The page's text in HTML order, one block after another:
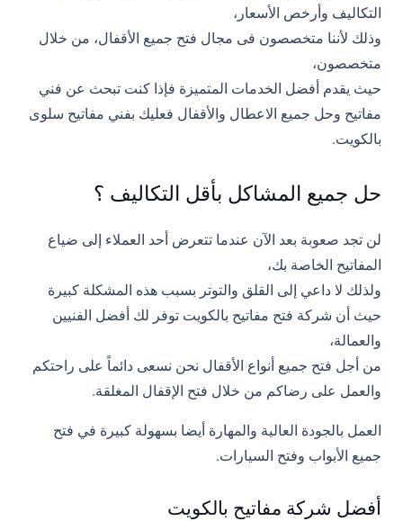
التكاليف وأرخص الأسعار،
وذلك لأننا متخصصون فى مجال فتح جميع الأقفال، من خلال
متخصصون،
حيث يقدم أفضل الخدمات المتميزة فإذا كنت تبحث عن فني
مفاتيح وحل جميع الاعطال والأقفال فعليك بفني مفاتيح سلوى
بالكويت.
حل جميع المشاكل بأقل التكاليف ؟
لن تجد صعوبة بعد الآن عندما تتعرض أحد العملاء إلى ضياع
المفاتيح الخاصة بك،
ولذلك لا داعي إلى القلق والتوتر بسبب هذه المشكلة كبيرة
حيث أن شركة فتح مفاتيح بالكويت توفر لك أفضل الفنيين
والعمالة،
من أجل فتح جميع أنواع الأقفال نحن نسعى دائماً على راحتكم
والعمل على رضاكم من خلال فتح الإقفال المغلقة.
العمل بالجودة العالية والمهارة أيضا بسهولة كبيرة في فتح
جميع الأبواب وفتح السيارات.
أفضل شركة مفاتيح بالكويت